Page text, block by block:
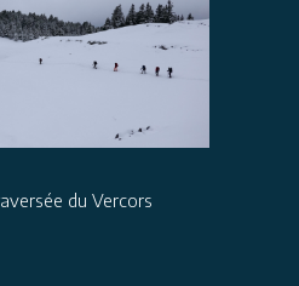
du Vercors